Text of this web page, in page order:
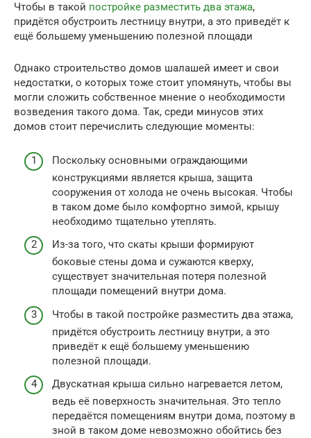
Чтобы в такой постройке разместить два этажа,
придётся обустроить лестницу внутри, а это приведёт к
ещё большему уменьшению полезной площади
Однако строительство домов шалашей имеет и свои
недостатки, о которых тоже стоит упомянуть, чтобы вы
могли сложить собственное мнение о необходимости
возведения такого дома. Так, среди минусов этих
домов стоит перечислить следующие моменты:
Поскольку основными ограждающими
конструкциями является крыша, защита
сооружения от холода не очень высокая. Чтобы
в таком доме было комфортно зимой, крышу
необходимо тщательно утеплять.
Из-за того, что скаты крыши формируют
боковые стены дома и сужаются кверху,
существует значительная потеря полезной
площади помещений внутри дома.
Чтобы в такой постройке разместить два этажа,
придётся обустроить лестницу внутри, а это
приведёт к ещё большему уменьшению
полезной площади.
Двускатная крыша сильно нагревается летом,
ведь её поверхность значительная. Это тепло
передаётся помещениям внутри дома, поэтому в
зной в таком доме невозможно обойтись без